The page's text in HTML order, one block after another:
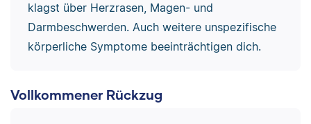
klagst über Herzrasen, Magen- und
Darmbeschwerden. Auch weitere unspezifische
körperliche Symptome beeinträchtigen dich.
Vollkommener Rückzug